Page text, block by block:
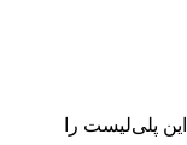
پلی‌لیست را